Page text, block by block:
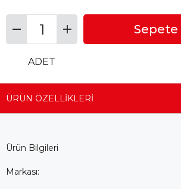
ADET
ÜRÜN ÖZELLIKLERI
Ürün Bilgileri
Markası: